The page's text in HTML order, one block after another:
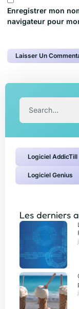
Enregistrer mon
navigateur pour
Logiciel AddicTill
Logiciel Genius
Les derniers